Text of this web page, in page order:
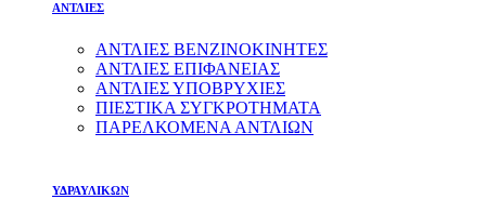
ΑΝΤΛΙΕΣ
ΑΝΤΛΙΕΣ ΒΕΝΖΙΝΟΚΙΝΗΤΕΣ
ΑΝΤΛΙΕΣ ΕΠΙΦΑΝΕΙΑΣ
ΑΝΤΛΙΕΣ ΥΠΟΒΡΥΧΙΕΣ
ΠΙΕΣΤΙΚΑ ΣΥΓΚΡΟΤΗΜΑΤΑ
ΠΑΡΕΛΚΟΜΕΝΑ ΑΝΤΛΙΩΝ
ΥΔΡΑΥΛΙΚΩΝ